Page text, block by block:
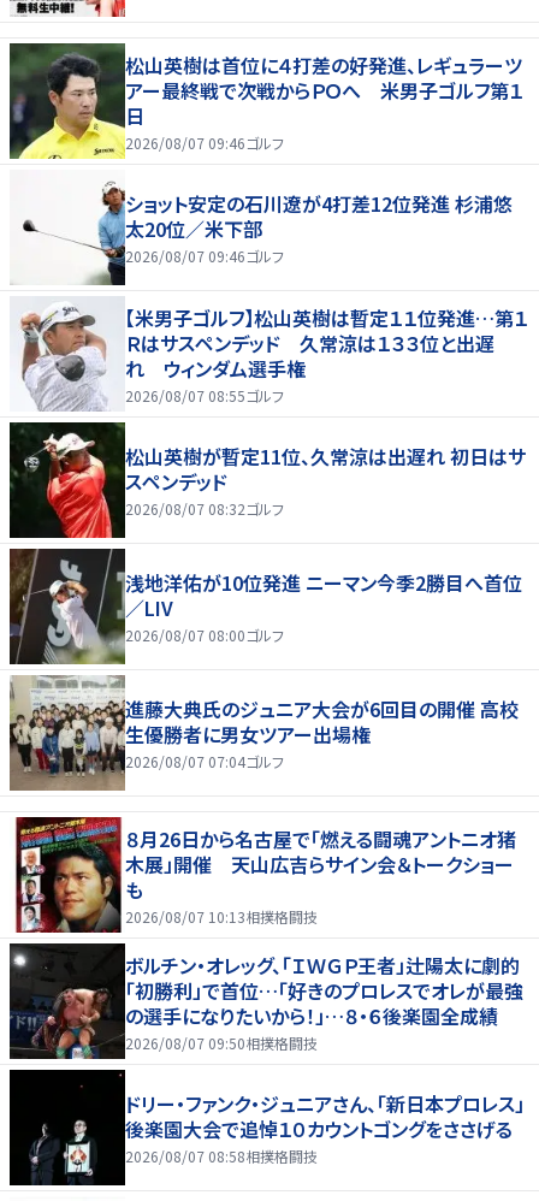
松山英樹は首位に４打差の好発進、レギュラーツ
アー最終戦で次戦からＰＯへ 米男子ゴルフ第１
日
2026/08/07 09:46ゴルフ
ショット安定の石川遼が4打差12位発進 杉浦悠
太20位／米下部
2026/08/07 09:46ゴルフ
【米男子ゴルフ】松山英樹は暫定１１位発進…第１
Ｒはサスペンデッド 久常涼は１３３位と出遅
れ ウィンダム選手権
2026/08/07 08:55ゴルフ
松山英樹が暫定11位、久常涼は出遅れ 初日はサ
スペンデッド
2026/08/07 08:32ゴルフ
浅地洋佑が10位発進 ニーマン今季2勝目へ首位
／LIV
2026/08/07 08:00ゴルフ
進藤大典氏のジュニア大会が6回目の開催 高校
生優勝者に男女ツアー出場権
2026/08/07 07:04ゴルフ
８月26日から名古屋で「燃える闘魂アントニオ猪
木展」開催 天山広吉らサイン会＆トークショー
も
2026/08/07 10:13相撲格闘技
ボルチン・オレッグ、「ＩＷＧＰ王者」辻陽太に劇的
「初勝利」で首位…「好きのプロレスでオレが最強
の選手になりたいから！」…８・６後楽園全成績
2026/08/07 09:50相撲格闘技
ドリー・ファンク・ジュニアさん、「新日本プロレス」
後楽園大会で追悼１０カウントゴングをささげる
2026/08/07 08:58相撲格闘技